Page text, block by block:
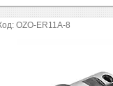
OZO-ER11A-8